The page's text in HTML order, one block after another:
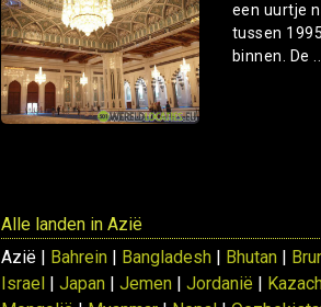
een uurtje
tussen
binnen. De ...
Alle landen in Azië
Azië |
Bahrein Bangladesh Bhutan
Israel
|Japan |Jemen |Jordanië